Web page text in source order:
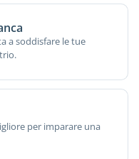
a soddisfare le tue
per imparare una